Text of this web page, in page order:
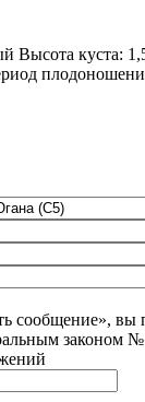
Высота куста:
вы
законом